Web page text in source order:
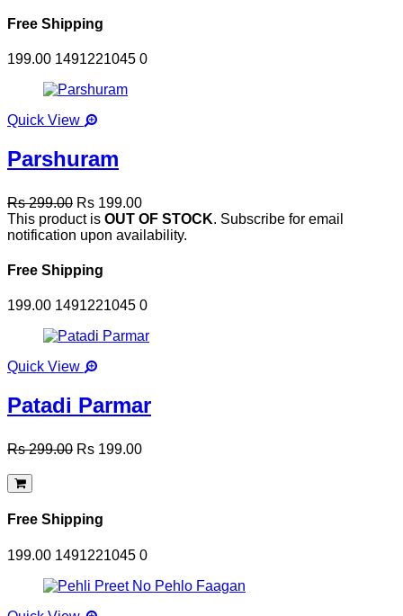
Free Shipping
199.00 1491221045 0
Quick View
Parshuram
Rs 299.00 Rs 199.00
This product is OUT OF STOCK. Subscribe for email
notification upon availability.
Free Shipping
199.00 1491221045 0
Quick View
Patadi Parmar
Rs 299.00 Rs 199.00
Free Shipping
199.00 1491221045 0